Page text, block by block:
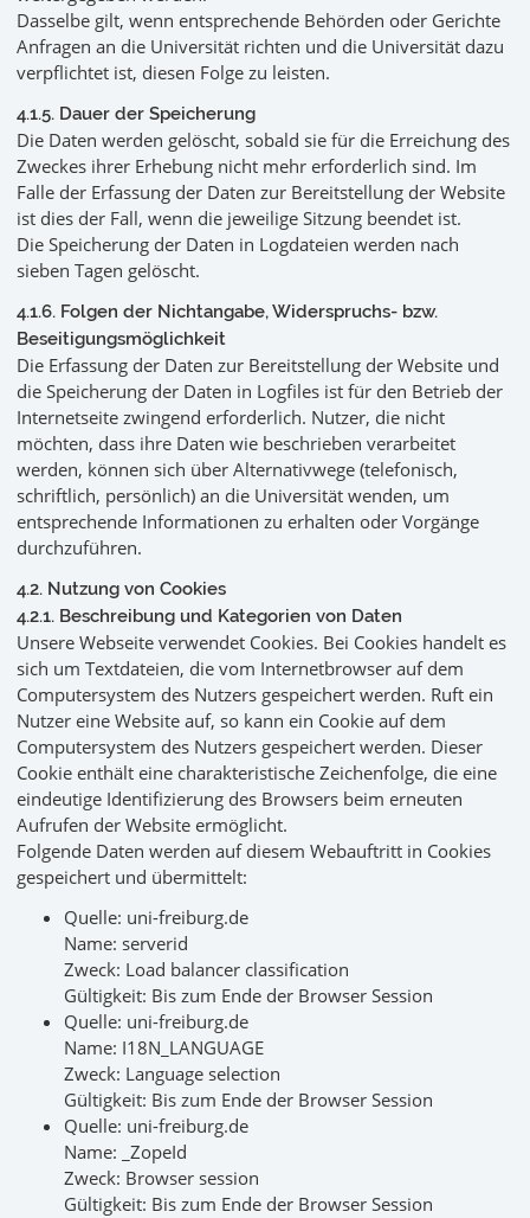
Dasselbe gilt, wenn entsprechende Behörden oder Gerichte
Anfragen an die Universität richten und die Universität dazu
verpflichtet ist, diesen Folge zu leisten.
4.1.5. Dauer der Speicherung
Die Daten werden gelöscht, sobald sie für die Erreichung des
Zweckes ihrer Erhebung nicht mehr erforderlich sind. Im
Falle der Erfassung der Daten zur Bereitstellung der Website
ist dies der Fall, wenn die jeweilige Sitzung beendet ist.
Die Speicherung der Daten in Logdateien werden nach
sieben Tagen gelöscht.
4.1.6. Folgen der Nichtangabe, Widerspruchs- bzw.
Beseitigungsmöglichkeit
Die Erfassung der Daten zur Bereitstellung der Website und
die Speicherung der Daten in Logfiles ist für den Betrieb der
Internetseite zwingend erforderlich. Nutzer, die nicht
möchten, dass ihre Daten wie beschrieben verarbeitet
werden, können sich über Alternativwege (telefonisch,
schriftlich, persönlich) an die Universität wenden, um
entsprechende Informationen zu erhalten oder Vorgänge
durchzuführen.
4.2. Nutzung von Cookies
4.2.1. Beschreibung und Kategorien von Daten
Unsere Webseite verwendet Cookies. Bei Cookies handelt es
sich um Textdateien, die vom Internetbrowser auf dem
Computersystem des Nutzers gespeichert werden. Ruft ein
Nutzer eine Website auf, so kann ein Cookie auf dem
Computersystem des Nutzers gespeichert werden. Dieser
Cookie enthält eine charakteristische Zeichenfolge, die eine
eindeutige Identifizierung des Browsers beim erneuten
Aufrufen der Website ermöglicht.
Folgende Daten werden auf diesem Webauftritt in Cookies
gespeichert und übermittelt:
Quelle: uni-freiburg.de
Name: serverid
Zweck: Load balancer classification
Gültigkeit: Bis zum Ende der Browser Session
Quelle: uni-freiburg.de
Name: I18N_LANGUAGE
Zweck: Language selection
Gültigkeit: Bis zum Ende der Browser Session
Quelle: uni-freiburg.de
Name: _ZopeId
Zweck: Browser session
Gültigkeit: Bis zum Ende der Browser Session